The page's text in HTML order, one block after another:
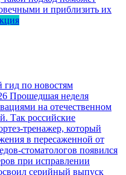
и приблизить их
гид по новостям
Прошедшая неделя
на отечественном
Так российские
тренажер, который
в пересаженной от
стоматологов появился
при исправлении
серийный выпуск